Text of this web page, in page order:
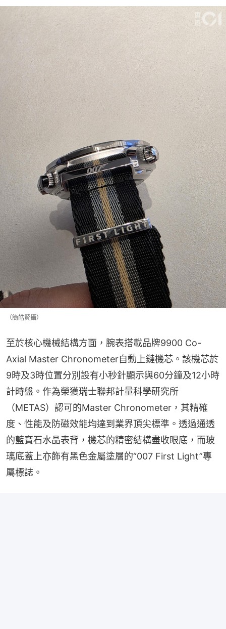
（簡皓賢攝）
至於核心機械結構方面，腕表搭載品牌9900 Co-
Axial Master Chronometer自動上鏈機芯。該機芯於
9時及3時位置分別設有小秒針顯示與60分鐘及12小時
計時盤。作為榮獲瑞士聯邦計量科學研究所
（METAS）認可的Master Chronometer，其精確
度、性能及防磁效能均達到業界頂尖標準。透過通透
的藍寶石水晶表背，機芯的精密結構盡收眼底，而玻
璃底蓋上亦飾有黑色金屬塗層的“007 First Light”專
屬標誌。